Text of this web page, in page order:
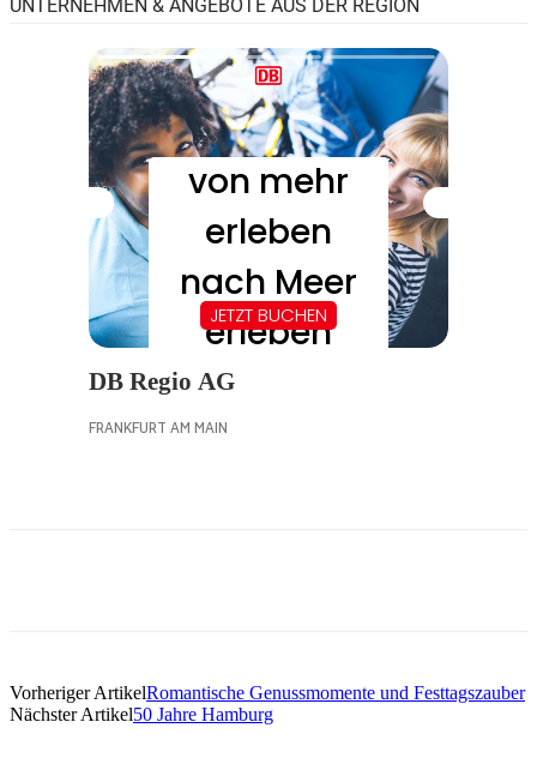
Vorheriger ArtikelRomantische Genussmomente und Festtagszauber
Nächster Artikel50 Jahre Hamburg